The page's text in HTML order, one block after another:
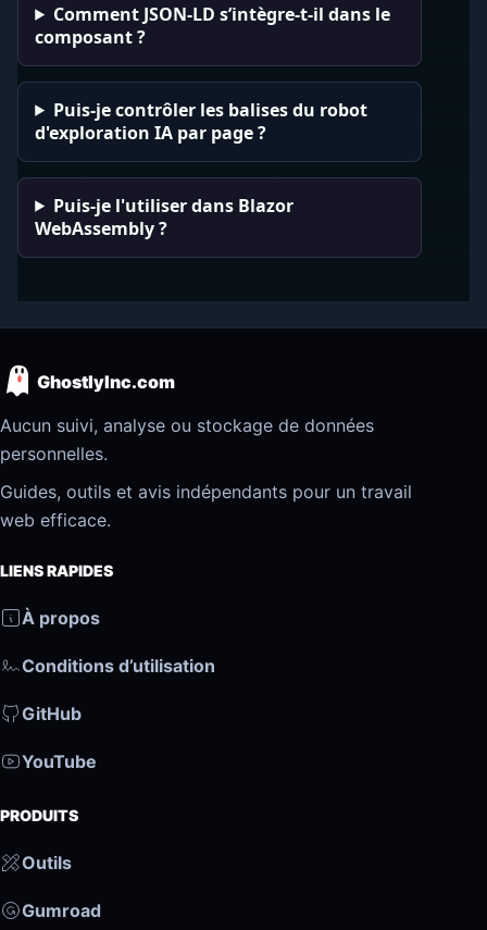
Comment JSON-LD s’intègre-t-il dans le
composant ?
Puis-je contrôler les balises du robot
d'exploration IA par page ?
Puis-je l'utiliser dans Blazor
WebAssembly ?
GhostlyInc.com
Aucun suivi, analyse ou stockage de données
personnelles.
Guides, outils et avis indépendants pour un travail
web efficace.
LIENS RAPIDES
À propos
Conditions d’utilisation
GitHub
YouTube
PRODUITS
Outils
Gumroad